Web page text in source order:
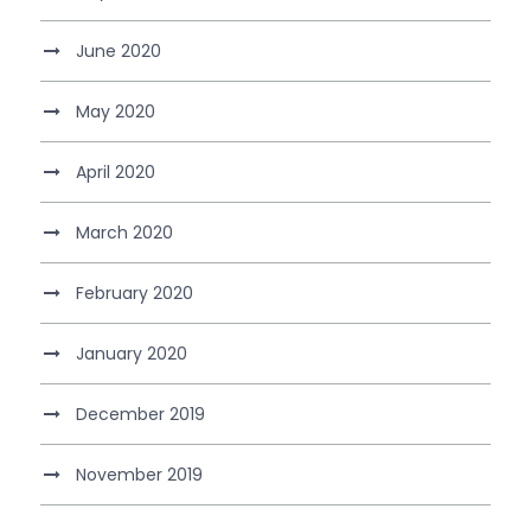
June 2020
May 2020
April 2020
March 2020
February 2020
January 2020
December 2019
November 2019